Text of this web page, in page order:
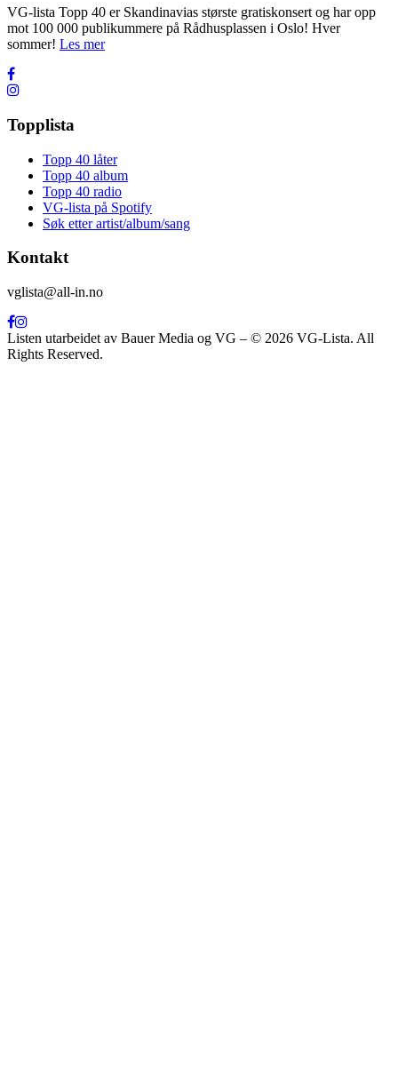
VG-lista Topp 40 er Skandinavias største gratiskonsert og har opp
mot 100 000 publikummere på Rådhusplassen i Oslo! Hver
sommer! Les mer
Topplista
Topp 40 låter
Topp 40 album
Topp 40 radio
VG-lista på Spotify
Søk etter artist/album/sang
Kontakt
vglista@all-in.no
Listen utarbeidet av Bauer Media og VG – © 2026 VG-Lista. All
Rights Reserved.